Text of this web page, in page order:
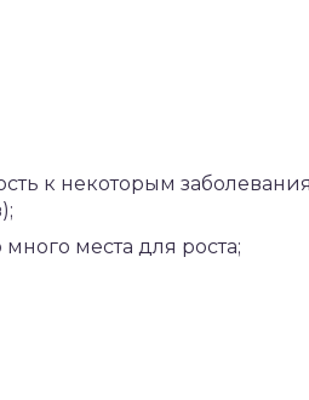
к некоторым
места для роста;